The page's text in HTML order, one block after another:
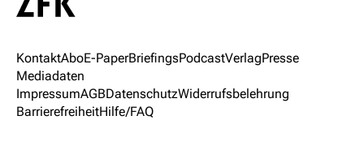
KontaktAboE-PaperBriefingsPodcastVerlagPresse
Mediadaten
ImpressumAGBDatenschutzWiderrufsbelehrung
BarrierefreiheitHilfe/FAQ